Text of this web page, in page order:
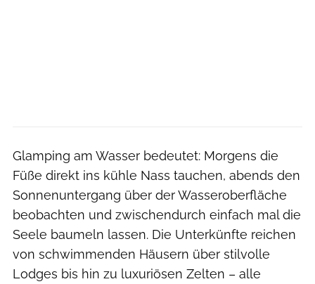
Glamping am Wasser bedeutet: Morgens die
Füße direkt ins kühle Nass tauchen, abends den
Sonnenuntergang über der Wasseroberfläche
beobachten und zwischendurch einfach mal die
Seele baumeln lassen. Die Unterkünfte reichen
von schwimmenden Häusern über stilvolle
Lodges bis hin zu luxuriösen Zelten – alle